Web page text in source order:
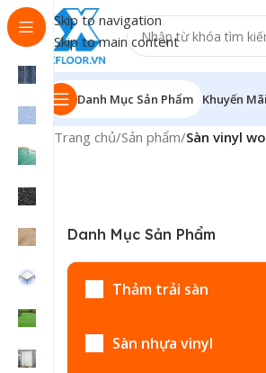
Skip to navigation
Skip to main content
Danh Mục Sản Phẩm Khuyến Mãi
Trang chủ/Sản phẩm/Sàn vinyl
Danh Mục Sản Phẩm
Thảm trải sàn
Sàn nhựa vinyl